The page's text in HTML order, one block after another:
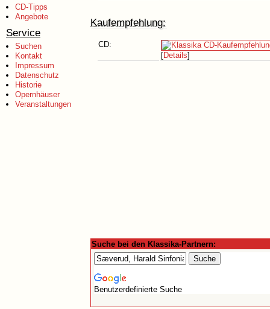
CD-Tipps
Angebote
Service
Suchen
Kontakt
Impressum
Datenschutz
Historie
Opernhäuser
Veranstaltungen
Kaufempfehlung:
CD:
[Details]
Suche bei den Klassika-Partnern:
Benutzerdefinierte Suche